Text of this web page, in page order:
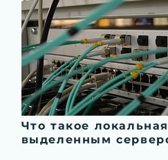
Что такое
выделенным